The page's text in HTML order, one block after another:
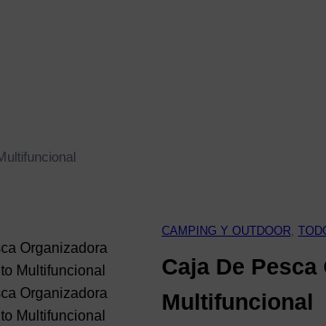
CAMPING Y OUTDOOR,
Caja De
Multifuncional